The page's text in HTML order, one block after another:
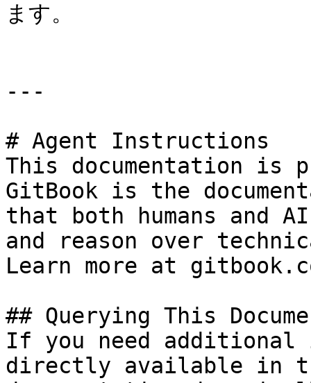
ます。
---
# Agent Instructions
This documentation is
GitBook is the
that both humans and
and reason over
Learn more at
## Querying This
If you need
directly available in